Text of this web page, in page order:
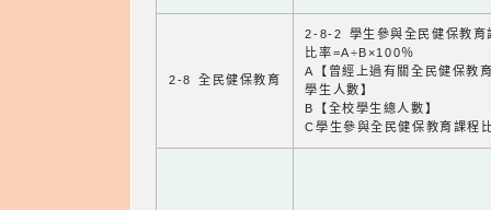
2-8 全民健保教育
2-8-2 學生參與全民健保教育
比率=A÷B×100％
A【曾經上過有關全民健保教
學生人數】
B【全校學生總人數】
C學生參與全民健保教育課程